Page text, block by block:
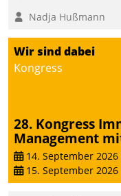
methodisch
Vernetzungsideen
Quartier. Dazwischen
zeigte Datatrain, was
Nadja Hußmann
Wir sind dabei
Kongress
28. Kongress
Management
14. September 2026
15. September 2026